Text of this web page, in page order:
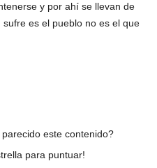
y por ahí se llevan de
es el pueblo no es el que
este contenido?
para puntuar!